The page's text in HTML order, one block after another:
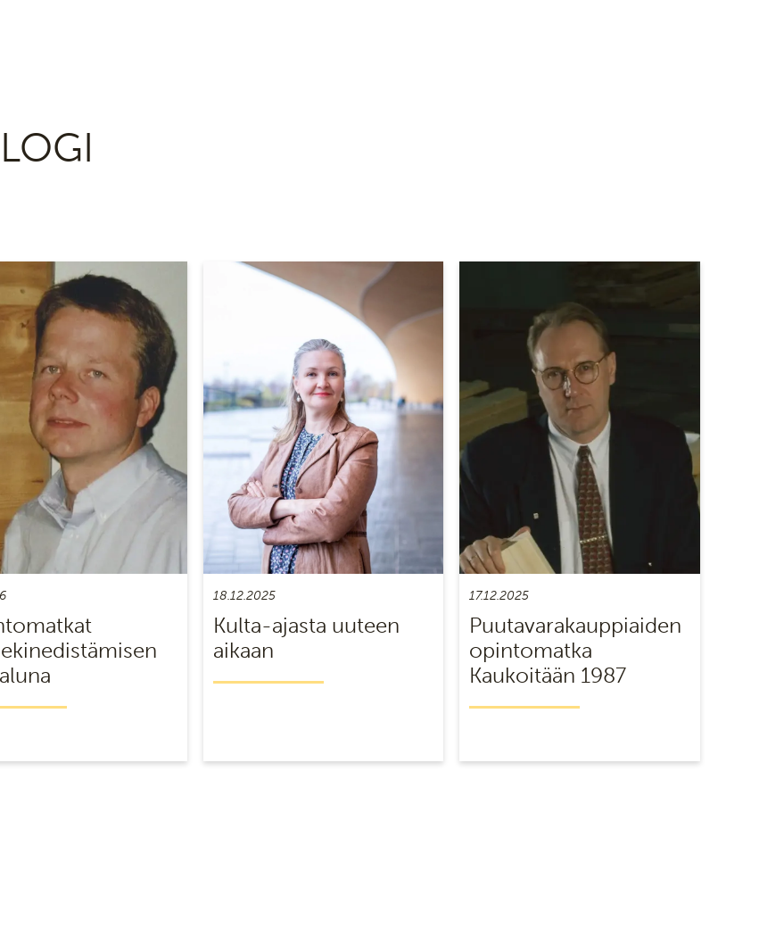
18.12.2025
Kulta-ajasta uuteen
aikaan
17.12.2025
Puutavarakauppiaiden
opintomatka
Kaukoitään 1987